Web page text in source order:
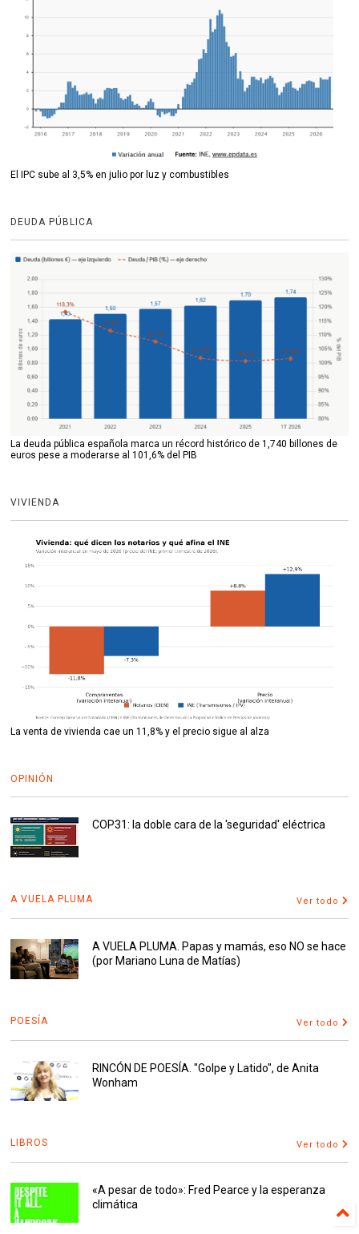
El IPC sube al 3,5% en julio por luz y combustibles
DEUDA PÚBLICA
La deuda pública española marca un récord histórico de 1,740 billones de
euros pese a moderarse al 101,6% del PIB
VIVIENDA
La venta de vivienda cae un 11,8% y el precio sigue al alza
OPINIÓN
COP31: la doble cara de la 'seguridad' eléctrica
A VUELA PLUMA Ver todo
A VUELA PLUMA. Papas y mamás, eso NO se hace
(por Mariano Luna de Matías)
POESÍA Ver todo
RINCÓN DE POESÍA. "Golpe y Latido", de Anita
Wonham
LIBROS Ver todo
«A pesar de todo»: Fred Pearce y la esperanza
climática